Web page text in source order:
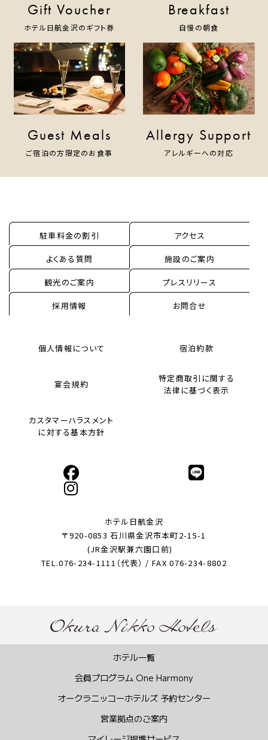
Gift Voucher
ホテル日航金沢のギフト券
Breakfast
自慢の朝食
Guest Meals
ご宿泊の方限定のお食事
Allergy Support
アレルギーへの対応
駐車料金の割引 アクセス
よくある質問 施設のご案内
観光のご案内 プレスリリース
採用情報 お問合せ
個人情報について 宿泊約款
宴会規約
特定商取引に関する
法律に基づく表示
カスタマーハラスメント
に対する基本方針
ホテル日航金沢
〒920-0853 石川県金沢市本町2-15-1
(JR金沢駅兼六園口前)
TEL.076-234-1111（代表） / FAX 076-234-8802